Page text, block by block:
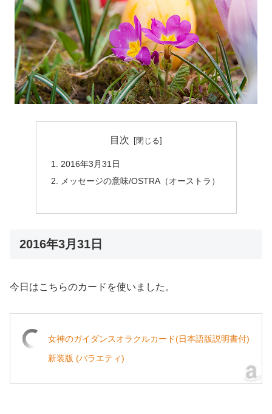
目次
2016年3月31日
メッセージの意味/OSTRA（オーストラ）
2016年3月31日
今日はこちらのカードを使いました。
女神のガイダンスオラクルカード(日本語版説明書付)
新装版 (バラエティ)